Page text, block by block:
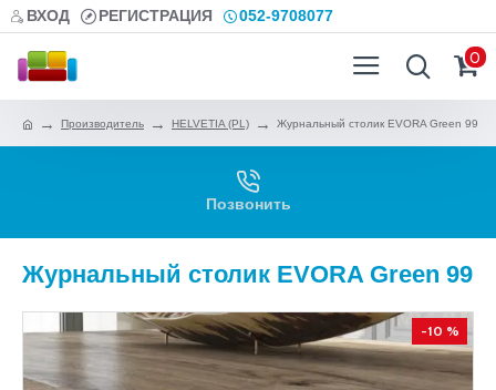
ВХОД РЕГИСТРАЦИЯ 052-9708077
0
Производитель HELVETIA (PL) Журнальный столик EVORA Green 99
Позвонить
Журнальный столик EVORA Green 99
-10 %